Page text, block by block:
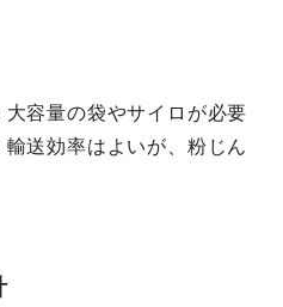
容量の袋やサイロが必要
送効率はよいが、粉じん